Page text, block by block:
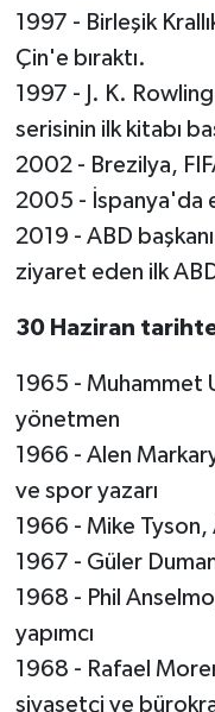
1997 - Birleşik
Çin'e bıraktı.
1997 - J. K.
serisinin ilk kitabı
2002 - Brezilya,
2005 - İspanya'da
2019 - ABD
ziyaret eden ilk
30 Haziran
1965 - Muhammet
yönetmen
1966 - Alen
ve spor yazarı
1966 - Mike Tyson,
1967 - Güler
1968 - Phil
yapımcı
1968 - Rafael
siyasetçi ve